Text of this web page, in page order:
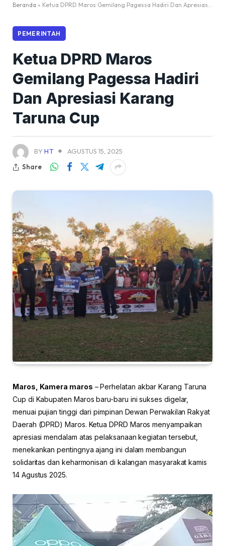
Beranda » Ketua DPRD Maros Gemilang Pagessa Hadiri Dan Apresiasi Karang Taruna Cup
PEMERINTAH
Ketua DPRD Maros
Gemilang Pagessa Hadiri
Dan Apresiasi Karang
Taruna Cup
BY HT
AGUSTUS 15, 2025
Share
Maros, Kamera maros – Perhelatan akbar Karang Taruna
Cup di Kabupaten Maros baru-baru ini sukses digelar,
menuai pujian tinggi dari pimpinan Dewan Perwakilan Rakyat
Daerah (DPRD) Maros. Ketua DPRD Maros menyampaikan
apresiasi mendalam atas pelaksanaan kegiatan tersebut,
menekankan pentingnya ajang ini dalam membangun
solidaritas dan keharmonisan di kalangan masyarakat kamis
14 Agustus 2025.